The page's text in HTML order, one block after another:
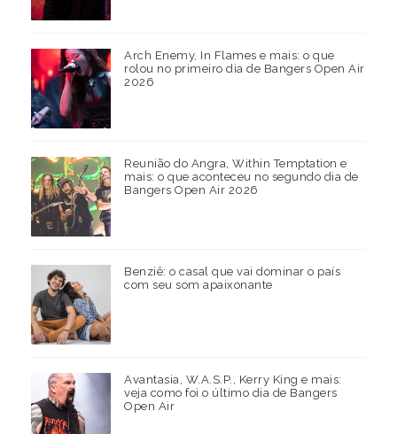
Arch Enemy, In Flames e mais: o que
rolou no primeiro dia de Bangers Open Air
2026
Reunião do Angra, Within Temptation e
mais: o que aconteceu no segundo dia de
Bangers Open Air 2026
Benziê: o casal que vai dominar o país
com seu som apaixonante
Avantasia, W.A.S.P., Kerry King e mais:
veja como foi o último dia de Bangers
Open Air